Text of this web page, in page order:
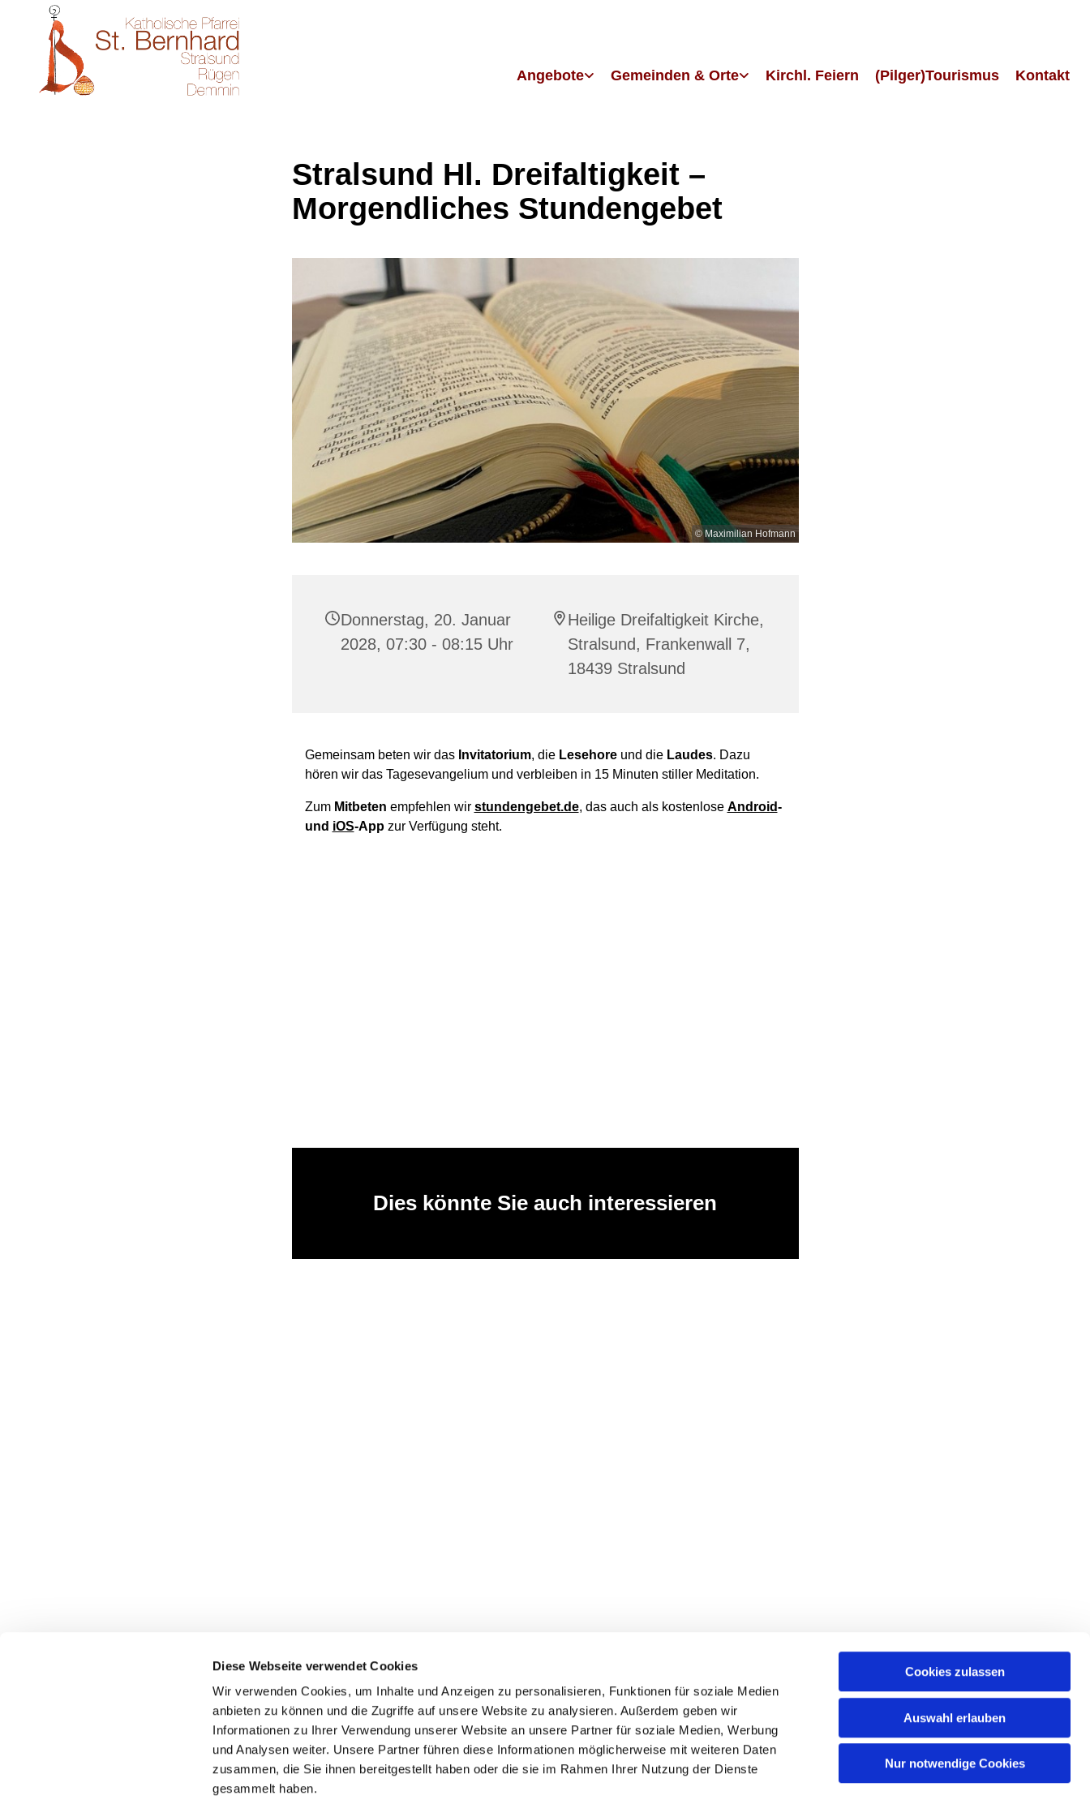
Diese Webseite verwendet Cookies
Wir verwenden Cookies, um Inhalte und Anzeigen zu personalisieren, Funktionen für soziale Medien
anbieten zu können und die Zugriffe auf unsere Website zu analysieren. Außerdem geben wir
Informationen zu Ihrer Verwendung unserer Website an unsere Partner für soziale Medien, Werbung
und Analysen weiter. Unsere Partner führen diese Informationen möglicherweise mit weiteren Daten
zusammen, die Sie ihnen bereitgestellt haben oder die sie im Rahmen Ihrer Nutzung der Dienste
gesammelt haben.
Cookies zulassen
Auswahl erlauben
Nur notwendige Cookies
Angebote Gemeinden & Orte Kirchl. Feiern (Pilger)Tourismus Kontakt
Stralsund Hl. Dreifaltigkeit –
Morgendliches Stundengebet
© Maximilian Hofmann
Donnerstag, 20. Januar
2028, 07:30 - 08:15 Uhr
Heilige Dreifaltigkeit Kirche,
Stralsund, Frankenwall 7,
18439 Stralsund
Gemeinsam beten wir das Invitatorium, die Lesehoreund die Laudes. Dazu
hören wir das Tagesevangelium und verbleiben in 15 Minuten stiller Meditation.
Zum Mitbeten empfehlen wir stundengebet.de, das auch als kostenlose Android-
und iOS-Appzur Verfügung steht.
Dies könnte Sie auch interessieren
Katholische Kirchengemeinde Pfarrei St. Bernhard Stralsund/Rügen/Demmin • Frankenstr. 39 • 18439 Stralsund
Hinweisgebersystem